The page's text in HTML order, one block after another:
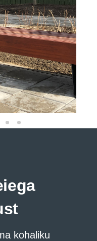
kohaliku